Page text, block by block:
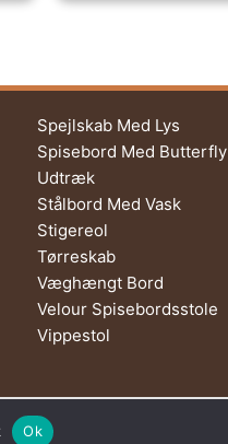
Spejlskab Med Lys
Spisebord Med Butterfly
Udtræk
Stålbord Med Vask
Stigereol
Tørreskab
Væghængt Bord
Velour Spisebordsstole
Vippestol
Al Sheba | Dubai | UAE
Ok